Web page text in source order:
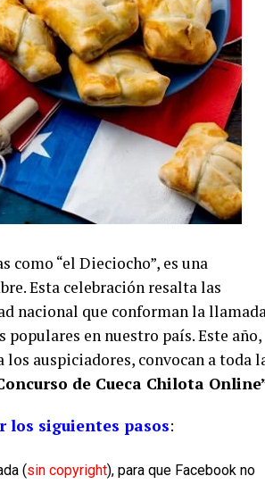
como “el Dieciocho”, es una
Esta celebración resalta las
nacional que conforman la
populares en nuestro país. Este año,
auspiciadores, convocan a toda
de Cueca Chilota
los siguientes pasos:
(sin copyright), para que Facebook no